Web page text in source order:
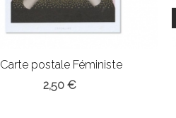
Carte postale Féministe
2,50 €